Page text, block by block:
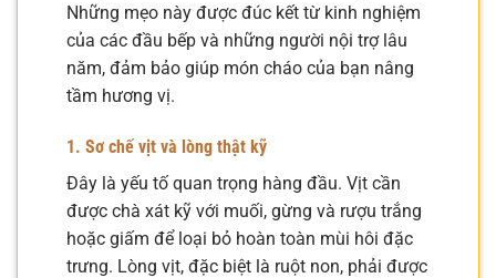
Những mẹo này được đúc kết từ kinh nghiệm
của các đầu bếp và những người nội trợ lâu
năm, đảm bảo giúp món cháo của bạn nâng
tầm hương vị.
1. Sơ chế vịt và lòng thật kỹ
Đây là yếu tố quan trọng hàng đầu. Vịt cần
được chà xát kỹ với muối, gừng và rượu trắng
hoặc giấm để loại bỏ hoàn toàn mùi hôi đặc
trưng. Lòng vịt, đặc biệt là ruột non, phải được